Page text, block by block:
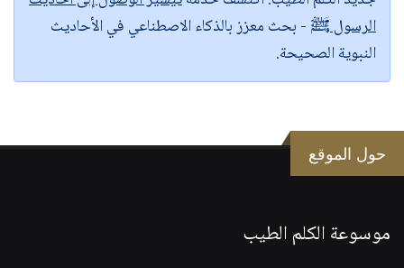
الرسول ﷺ - بحث معزز بالذكاء الاصطناعي في الأحاديث
النبوية الصحيحة.
حول الموقع
موسوعة الكلم الطيب